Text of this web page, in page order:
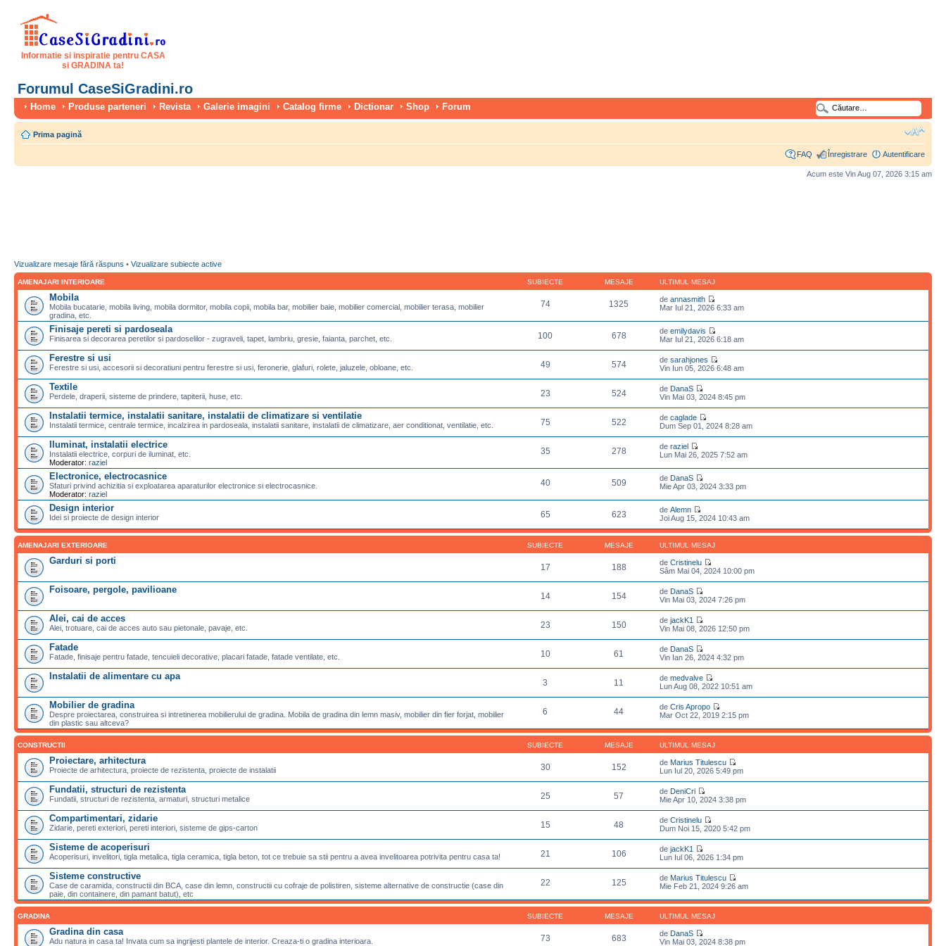
Informatie si inspiratie pentru CASA
si GRADINA ta!
Forumul CaseSiGradini.ro
Home Produse parteneri Revista Galerie imagini Catalog firme Dictionar Shop Forum
Prima pagină
FAQ Înregistrare Autentificare
Acum este Vin Aug 07, 2026 3:15 am
Vizualizare mesaje fără răspuns • Vizualizare subiecte active
AMENAJARI INTERIOARE SUBIECTE MESAJE ULTIMUL MESAJ
Mobila
Mobila bucatarie, mobila living, mobila dormitor, mobila copii, mobila bar, mobilier baie, mobilier comercial, mobilier terasa, mobilier
gradina, etc.
74 1325 deannasmith
Mar Iul 21, 2026 6:33 am
Finisaje pereti si pardoseala
Finisarea si decorarea peretilor si pardoselilor - zugraveli, tapet, lambriu, gresie, faianta, parchet, etc. 100 678 deemilydavis
Mar Iul 21, 2026 6:18 am
Ferestre si usi
Ferestre si usi, accesorii si decoratiuni pentru ferestre si usi, feronerie, glafuri, rolete, jaluzele, obloane, etc. 49 574 desarahjones
Vin Iun 05, 2026 6:48 am
Textile
Perdele, draperii, sisteme de prindere, tapiterii, huse, etc. 23 524 de DanaS
Vin Mai 03, 2024 8:45 pm
Instalatii termice, instalatii sanitare, instalatii de climatizare si ventilatie
Instalatii termice, centrale termice, incalzirea in pardoseala, instalatii sanitare, instalatii de climatizare, aer conditionat, ventilatie, etc. 75 522 decaglade
Dum Sep 01, 2024 8:28 am
Iluminat, instalatii electrice
Instalatii electrice, corpuri de iluminat, etc.
Moderator: raziel
35 278 deraziel
Lun Mai 26, 2025 7:52 am
Electronice, electrocasnice
Sfaturi privind achizitia si exploatarea aparaturilor electronice si electrocasnice.
Moderator: raziel
40 509 de DanaS
Mie Apr 03, 2024 3:33 pm
Design interior
Idei si proiecte de design interior 65 623 deAlemn
Joi Aug 15, 2024 10:43 am
AMENAJARI EXTERIOARE SUBIECTE MESAJE ULTIMUL MESAJ
Garduri si porti
17 188 deCristinelu
Sâm Mai 04, 2024 10:00 pm
Foisoare, pergole, pavilioane
14 154 de DanaS
Vin Mai 03, 2024 7:26 pm
Alei, cai de acces
Alei, trotuare, cai de acces auto sau pietonale, pavaje, etc. 23 150 dejackK1
Vin Mai 08, 2026 12:50 pm
Fatade
Fatade, finisaje pentru fatade, tencuieli decorative, placari fatade, fatade ventilate, etc. 10 61 de DanaS
Vin Ian 26, 2024 4:32 pm
Instalatii de alimentare cu apa
3 11 demedvalve
Lun Aug 08, 2022 10:51 am
Mobilier de gradina
Despre proiectarea, construirea si intretinerea mobilierului de gradina. Mobila de gradina din lemn masiv, mobilier din fier forjat, mobilier
din plastic sau altceva?
6 44 deCris Apropo
Mar Oct 22, 2019 2:15 pm
CONSTRUCTII SUBIECTE MESAJE ULTIMUL MESAJ
Proiectare, arhitectura
Proiecte de arhitectura, proiecte de rezistenta, proiecte de instalatii 30 152 de Marius Titulescu
Lun Iul 20, 2026 5:49 pm
Fundatii, structuri de rezistenta
Fundatii, structuri de rezistenta, armaturi, structuri metalice 25 57 de DeniCri
Mie Apr 10, 2024 3:38 pm
Compartimentari, zidarie
Zidarie, pereti exteriori, pereti interiori, sisteme de gips-carton 15 48 deCristinelu
Dum Noi 15, 2020 5:42 pm
Sisteme de acoperisuri
Acoperisuri, invelitori, tigla metalica, tigla ceramica, tigla beton, tot ce trebuie sa stii pentru a avea invelitoarea potrivita pentru casa ta! 21 106 dejackK1
Lun Iul 06, 2026 1:34 pm
Sisteme constructive
Case de caramida, constructii din BCA, case din lemn, constructii cu cofraje de polistiren, sisteme alternative de constructie (case din
paie, din containere, din pamant batut), etc
22 125 de Marius Titulescu
Mie Feb 21, 2024 9:26 am
GRADINA SUBIECTE MESAJE ULTIMUL MESAJ
Gradina din casa
Adu natura in casa ta! Invata cum sa ingrijesti plantele de interior. Creaza-ti o gradina interioara. 73 683 de DanaS
Vin Mai 03, 2024 8:38 pm